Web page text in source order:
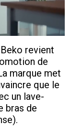
revient
de
marque met
que le
un lave-
bras de